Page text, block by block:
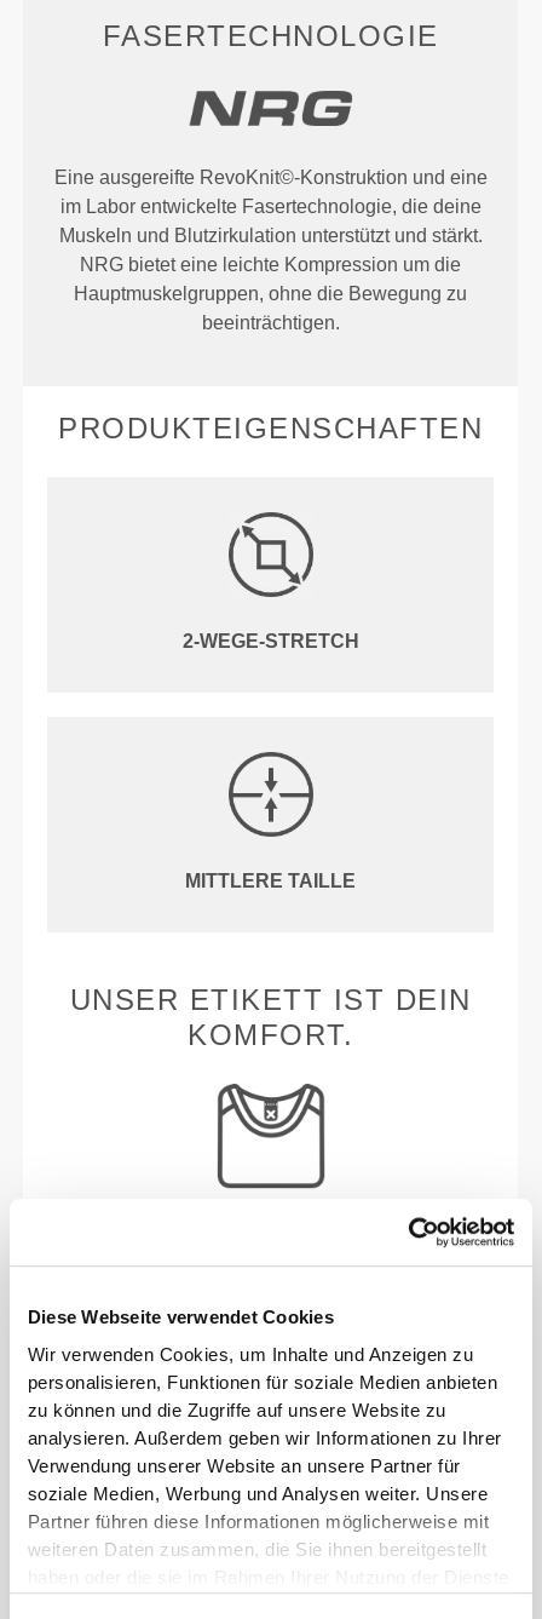
Diese Webseite verwendet Cookies
Wir verwenden Cookies, um Inhalte und Anzeigen zu
personalisieren, Funktionen für soziale Medien anbieten
zu können und die Zugriffe auf unsere Website zu
analysieren. Außerdem geben wir Informationen zu Ihrer
Verwendung unserer Website an unsere Partner für
soziale Medien, Werbung und Analysen weiter. Unsere
Partner führen diese Informationen möglicherweise mit
weiteren Daten zusammen, die Sie ihnen bereitgestellt
FASERTECHNOLOGIE
Eine ausgereifte RevoKnit©-Konstruktion und eine
im Labor entwickelte Fasertechnologie, die deine
Muskeln und Blutzirkulation unterstützt und stärkt.
NRG bietet eine leichte Kompression um die
Hauptmuskelgruppen, ohne die Bewegung zu
beeinträchtigen.
PRODUKTEIGENSCHAFTEN
2-WEGE-STRETCH
MITTLERE TAILLE
UNSER ETIKETT IST DEIN
KOMFORT.
Freiheit! Ohne eingenähtes Etikett wird das Tragen
von Kleidung noch bequemer, da es zu keinen
Hautreizungen kommt.
TIPP ZUR PASSFORM